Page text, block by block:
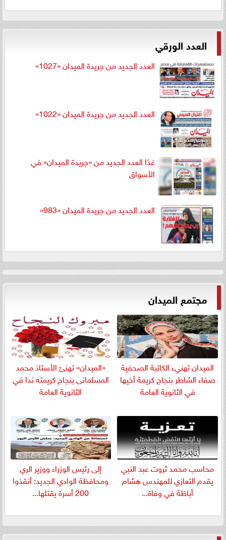
العدد الورقي
العدد الجديد من جريدة الميدان «1027»
العدد الجديد من جريدة الميدان «1022»
غدًا العدد الجديد من «جريدة الميدان» في
الأسواق
العدد الجديد من جريدة الميدان «983»
مجتمع الميدان
الميدان تهنيء الكاتبة الصحفية
صفاء الشاطر بنجاج كريمة أخيها
في الثانوية العامة
«الميدان» تهنئ الأستاذ محمد
المسلمانى بنجاح كريمته ندا في
الثانوية العامة
​محاسب محمد ثروت عبد النبي
يقدم التعازي للمهندس هشام
أباظة في وفاة...
إلى رئيس الوزراء ووزير الري
ومحافظة الوادي الجديد: أنقذوا
200 أسرة يقتلها...